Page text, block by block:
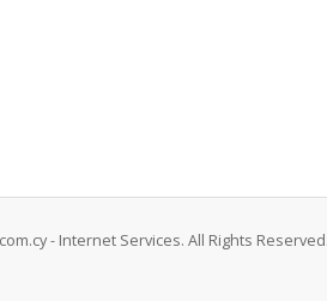
- Internet Services. All Rights Reserved.